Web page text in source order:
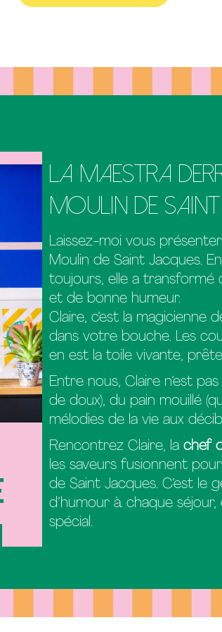
La maestra
Moulin de
Laissez-moi vous
Moulin de Saint Jacques.
toujours, elle a transformé
et de bonne humeur.
Claire, c’est la magicienne
dans votre bouche. Les
en est la toile vivante,
Entre nous, Claire n’est
de doux), du pain mouillé
mélodies de la vie aux
Rencontrez Claire, lachef
les saveurs fusionnent
de Saint Jacques. C’est
d’humour à chaque
spécial.